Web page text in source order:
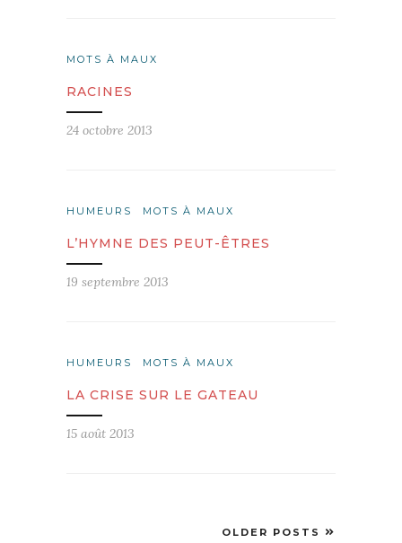
MOTS À MAUX
RACINES
24 octobre 2013
HUMEURS MOTS À MAUX
L’HYMNE DES PEUT-ÊTRES
19 septembre 2013
HUMEURS MOTS À MAUX
LA CRISE SUR LE GATEAU
15 août 2013
OLDER POSTS